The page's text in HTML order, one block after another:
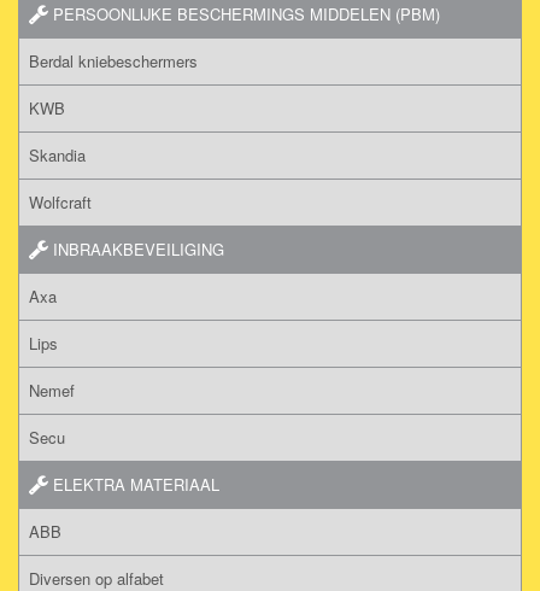
PERSOONLIJKE BESCHERMINGS MIDDELEN (PBM)
Berdal kniebeschermers
KWB
Skandia
Wolfcraft
INBRAAKBEVEILIGING
Axa
Lips
Nemef
Secu
ELEKTRA MATERIAAL
ABB
Diversen op alfabet